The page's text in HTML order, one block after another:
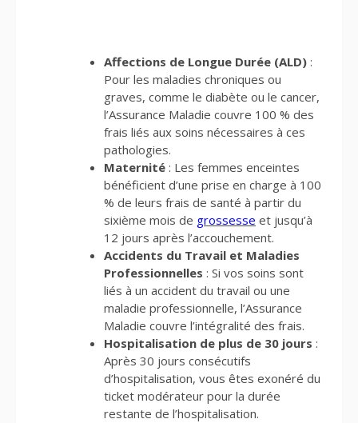
Affections de Longue Durée (ALD) :
Pour les maladies chroniques ou
graves, comme le diabète ou le cancer,
l’Assurance Maladie couvre 100 % des
frais liés aux soins nécessaires à ces
pathologies.
Maternité : Les femmes enceintes
bénéficient d’une prise en charge à 100
% de leurs frais de santé à partir du
sixième mois de grossesse et jusqu’à
12 jours après l’accouchement.
Accidents du Travail et Maladies
Professionnelles : Si vos soins sont
liés à un accident du travail ou une
maladie professionnelle, l’Assurance
Maladie couvre l’intégralité des frais.
Hospitalisation de plus de 30 jours :
Après 30 jours consécutifs
d’hospitalisation, vous êtes exonéré du
ticket modérateur pour la durée
restante de l’hospitalisation.